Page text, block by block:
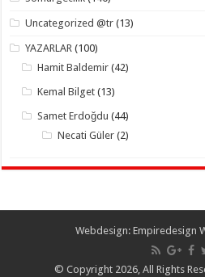
Uncategorized @tr (13)
YAZARLAR (100)
Hamit Baldemir (42)
Kemal Bilget (13)
Samet Erdoğdu (44)
Necati Güler (2)
Webdesign: Empiredesign
© Copyright 2026, All Rights